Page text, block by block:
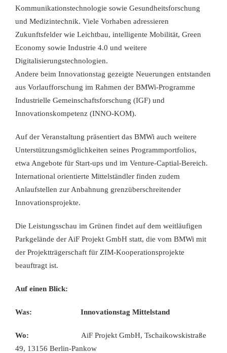
Kommunikationstechnologie sowie Gesundheitsforschung
und Medizintechnik. Viele Vorhaben adressieren
Zukunftsfelder wie Leichtbau, intelligente Mobilität, Green
Economy sowie Industrie 4.0 und weitere
Digitalisierungstechnologien.
Andere beim Innovationstag gezeigte Neuerungen entstanden
aus Vorlaufforschung im Rahmen der BMWi-Programme
Industrielle Gemeinschaftsforschung (IGF) und
Innovationskompetenz (INNO-KOM).
Auf der Veranstaltung präsentiert das BMWi auch weitere
Unterstützungsmöglichkeiten seines Programmportfolios,
etwa Angebote für Start-ups und im Venture-Captial-Bereich.
International orientierte Mittelständler finden zudem
Anlaufstellen zur Anbahnung grenzüberschreitender
Innovationsprojekte.
Die Leistungsschau im Grünen findet auf dem weitläufigen
Parkgelände der AiF Projekt GmbH statt, die vom BMWi mit
der Projektträgerschaft für ZIM-Kooperationsprojekte
beauftragt ist.
Auf einen Blick:
Was: Innovationstag Mittelstand
Wo: AiF Projekt GmbH, Tschaikowskistraße
49, 13156 Berlin-Pankow